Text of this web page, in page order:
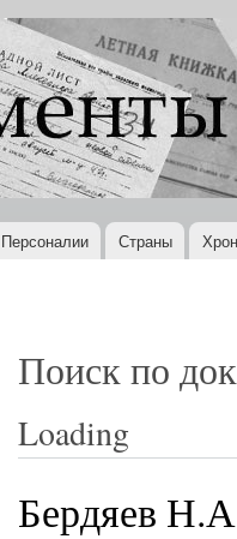
Персоналии Страны
Поиск по
Loading
Бердяев